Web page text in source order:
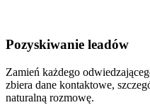
Pozyskiwanie leadów
Zamień każdego
zbiera dane kontaktowe,
naturalną rozmowę.